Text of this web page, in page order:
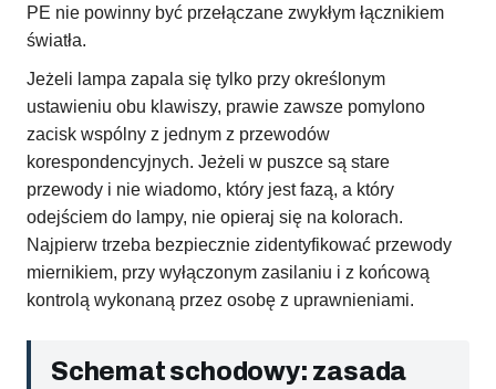
PE nie powinny być przełączane zwykłym łącznikiem
światła.
Jeżeli lampa zapala się tylko przy określonym
ustawieniu obu klawiszy, prawie zawsze pomylono
zacisk wspólny z jednym z przewodów
korespondencyjnych. Jeżeli w puszce są stare
przewody i nie wiadomo, który jest fazą, a który
odejściem do lampy, nie opieraj się na kolorach.
Najpierw trzeba bezpiecznie zidentyfikować przewody
miernikiem, przy wyłączonym zasilaniu i z końcową
kontrolą wykonaną przez osobę z uprawnieniami.
Schemat schodowy: zasada